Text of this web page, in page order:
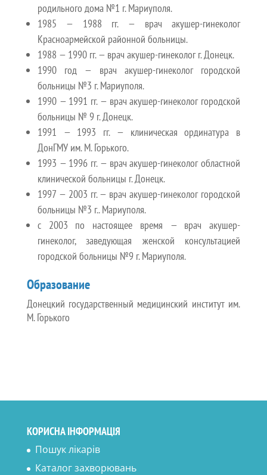
родильного дома №1 г. Мариуполя.
1985 — 1988 гг. — врач акушер-гинеколог
Красноармейской районной больницы.
1988 — 1990 гг. — врач акушер-гинеколог г. Донецк.
1990 год — врач акушер-гинеколог городской
больницы №3 г. Мариуполя.
1990 — 1991 гг. — врач акушер-гинеколог городской
больницы № 9 г. Донецк.
1991 — 1993 гг. — клиническая ординатура в
ДонГМУ им. М. Горького.
1993 — 1996 гг. — врач акушер-гинеколог областной
клинической больницы г. Донецк.
1997 — 2003 гг. — врач акушер-гинеколог городской
больницы №3 г.. Мариуполя.
с 2003 по настоящее время — врач акушер-
гинеколог, заведующая женской консультацией
городской больницы №9 г. Мариуполя.
Образование
Донецкий государственный медицинский институт им.
М. Горького
КОРИСНА ІНФОРМАЦІЯ
Пошук лікарів
Каталог захворювань